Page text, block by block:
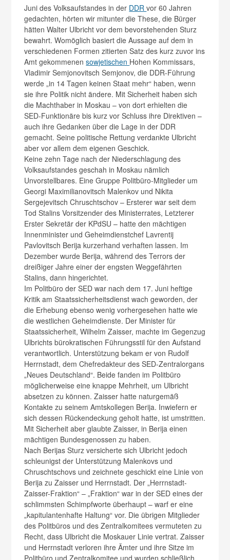
Juni des Volksaufstandes in der DDRvor 60 Jahren
gedachten, hörten wir mitunter die These, die Bürger
hätten Walter Ulbricht vor dem bevorstehenden Sturz
bewahrt. Womöglich basiert die Aussage auf dem in
verschiedenen Formen zitierten Satz des kurz zuvor ins
Amt gekommenensowjetischen Hohen Kommissars,
Vladimir Semjonovitsch Semjonov, die DDR-Führung
werde „in 14 Tagen keinen Staat mehr“ haben, wenn
sie ihre Politik nicht ändere. Mit Sicherheit haben sich
die Machthaber in Moskau – von dort erhielten die
SED-Funktionäre bis kurz vor Schluss ihre Direktiven –
auch ihre Gedanken über die Lage in der DDR
gemacht. Seine politische Rettung verdankte Ulbricht
aber vor allem dem eigenen Geschick.
Keine zehn Tage nach der Niederschlagung des
Volksaufstandes geschah in Moskau nämlich
Unvorstellbares. Eine Gruppe Politbüro-Mitglieder um
Georgi Maximilianovitsch Malenkov und Nikita
Sergejevitsch Chruschtschov – Ersterer war seit dem
Tod Stalins Vorsitzender des Ministerrates, Letzterer
Erster Sekretär der KPdSU – hatte den mächtigen
Innenminister und Geheimdienstchef Lavrentij
Pavlovitsch Berija kurzerhand verhaften lassen. Im
Dezember wurde Berija, während des Terrors der
dreißiger Jahre einer der engsten Weggefährten
Stalins, dann hingerichtet.
Im Politbüro der SED war nach dem 17. Juni heftige
Kritik am Staatssicherheitsdienst wach geworden, der
die Erhebung ebenso wenig vorhergesehen hatte wie
die westlichen Geheimdienste. Der Minister für
Staatssicherheit, Wilhelm Zaisser, machte im Gegenzug
Ulbrichts bürokratischen Führungsstil für den Aufstand
verantwortlich. Unterstützung bekam er von Rudolf
Herrnstadt, dem Chefredakteur des SED-Zentralorgans
„Neues Deutschland“. Beide fanden im Politbüro
möglicherweise eine knappe Mehrheit, um Ulbricht
absetzen zu können. Zaisser hatte naturgemäß
Kontakte zu seinem Amtskollegen Berija. Inwiefern er
sich dessen Rückendeckung geholt hatte, ist umstritten.
Mit Sicherheit aber glaubte Zaisser, in Berija einen
mächtigen Bundesgenossen zu haben.
Nach Berijas Sturz versicherte sich Ulbricht jedoch
schleunigst der Unterstützung Malenkovs und
Chruschtschovs und zeichnete geschickt eine Linie von
Berija zu Zaisser und Herrnstadt. Der „Herrnstadt-
Zaisser-Fraktion“ – „Fraktion“ war in der SED eines der
schlimmsten Schimpfworte überhaupt – warf er eine
„kapitulantenhafte Haltung“ vor. Die übrigen Mitglieder
des Politbüros und des Zentralkomitees vermuteten zu
Recht, dass Ulbricht die Moskauer Linie vertrat. Zaisser
und Herrnstadt verloren ihre Ämter und ihre Sitze im